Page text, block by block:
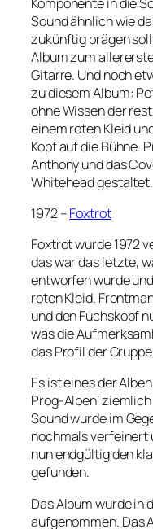
Sound ähnlich wie
zukünftig prägen
Album zum
Gitarre. Und noch
zu diesem Album:
ohne Wissen der
einem roten Kleid
Kopf auf die Bühne.
Anthony und das
Whitehead gestaltet.
1972 –Foxtrot
Foxtrot wurde 1972
das war das letzte,
entworfen wurde
roten Kleid.
und den Fuchskopf
was die
das Profil der
Es ist eines der
Prog-Alben‘
Sound wurde im
nochmals verfeinert
nun endgültig den
gefunden.
Das Album wurde in
aufgenommen. Das